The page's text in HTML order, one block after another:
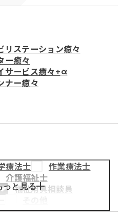
ー癒々
リステーション癒々
ー癒々
サービス癒々+α
ナー癒々
療法士
作業療法士
介護福祉士
福祉用具相談員
っと見る